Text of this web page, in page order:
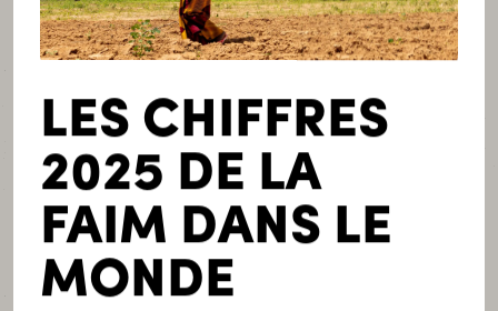
SOS Faim et Wasasa MFI
SOS Faim et WASASA sont partenaires depuis 2017.
Ce partenariat s’articule autour de
trois axes principaux :
Financement agricole (Diversification de leur
stratégie en matière de finance agricole afin
d’élargir la gamme des services financiers
offerts en faveur des paysans).
LES CHIFFRES
2025 DE LA
FAIM DANS LE
MONDE